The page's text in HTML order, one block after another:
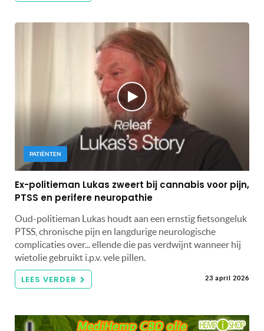
PATIËNTEN
Ex-politieman Lukas zweert bij cannabis voor pijn,
PTSS en perifere neuropathie
Oud-politieman Lukas houdt aan een ernstig fietsongeluk
PTSS, chronische pijn en langdurige neurologische
complicaties over... ellende die pas verdwijnt wanneer hij
wietolie gebruikt i.p.v. vele pillen.
LEES VERDER 23 april 2026